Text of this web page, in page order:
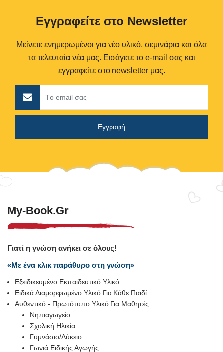
Eγγραφείτε στο Newsletter
Μείνετε ενημερωμένοι για νέο υλικό, σεμινάρια και όλα
τα τελευταία νέα μας. Εισάγετε το e-mail σας και
εγγραφείτε στο newsletter μας.
My-Book.gr
Γιατί η γνώση ανήκει σε όλους!
«Με ένα κλικ παράθυρο στη γνώση»
Εξειδικευμένο Εκπαιδευτικό Υλικό
Ειδικά Διαμορφωμένο Υλικό Για Κάθε Παιδί
Αυθεντικό - Πρωτότυπο Υλικό Για Μαθητές:
Νηπιαγωγείο
Σχολική Ηλικία
Γυμνάσιο/Λύκειο
Γωνιά Ειδικής Αγωγής